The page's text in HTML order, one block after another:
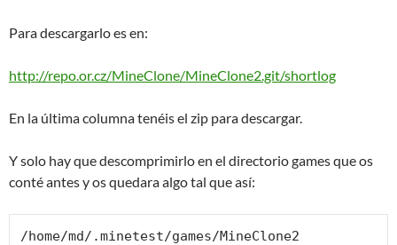
Para descargarlo es en:
http://repo.or.cz/MineClone/MineClone2.git/shortlog
En la última columna tenéis el zip para descargar.
Y solo hay que descomprimirlo en el directorio games que os
conté antes y os quedara algo tal que así:
/home/md/.minetest/games/MineClone2